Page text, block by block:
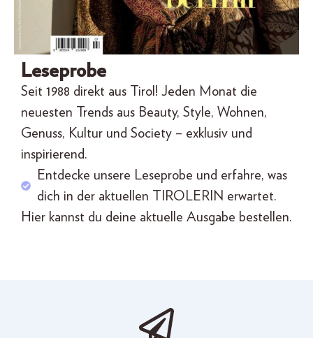
Leseprobe
Seit 1988 direkt aus Tirol ! Jeden Monat die
neuesten Trends aus Beauty, Style, Wohnen,
Genuss, Kultur und Society – exklusiv und
inspirierend.
Entdecke unsere Leseprobe und erfahre, was
dich in der aktuellen TIROLERIN erwartet.
Hier kannst du deine aktuelle Ausgabe bestellen.